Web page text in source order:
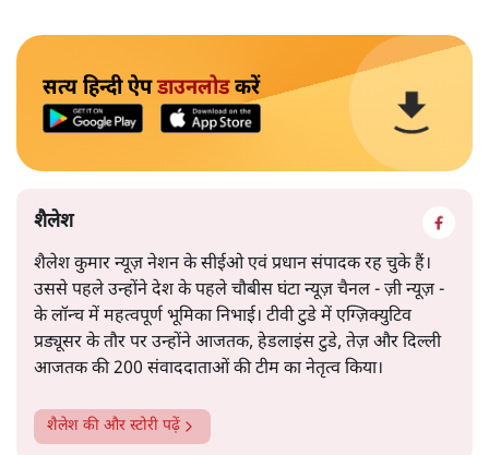
सत्य हिन्दी ऐपडाउनलोडकरें
शैलेश
शैलेश कुमार न्यूज़ नेशन के सीईओ एवं प्रधान संपादक रह चुके हैं।
उससे पहले उन्होंने देश के पहले चौबीस घंटा न्यूज़ चैनल - ज़ी न्यूज़ -
के लॉन्च में महत्वपूर्ण भूमिका निभाई। टीवी टुडे में एग्ज़िक्युटिव
प्रड्यूसर के तौर पर उन्होंने आजतक, हेडलाइंस टुडे, तेज़ और दिल्ली
आजतक की 200 संवाददाताओं की टीम का नेतृत्व किया।
शैलेश की और स्टोरी पढ़ें